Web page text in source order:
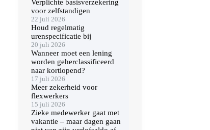
Verplichte basisverzekering
voor zelfstandigen
22 juli 2026
Houd regelmatig
urenspecificatie bij
20 juli 2026
Wanneer moet een lening
worden geherclassificeerd
naar kortlopend?
17 juli 2026
Meer zekerheid voor
flexwerkers
15 juli 2026
Zieke medewerker gaat met
vakantie – maar dagen gaan